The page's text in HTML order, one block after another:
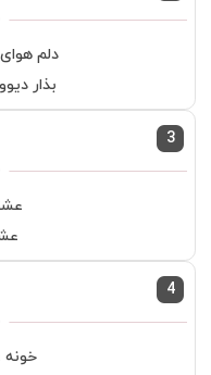
دلم
بذار
3
4
خونه